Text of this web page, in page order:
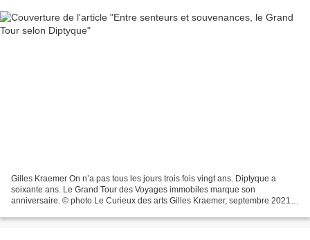
Gilles Kraemer On n’a pas tous les jours trois fois vingt ans. Diptyque a
soixante ans. Le Grand Tour des Voyages immobiles marque son
anniversaire. © photo Le Curieux des arts Gilles Kraemer, septembre 2021.